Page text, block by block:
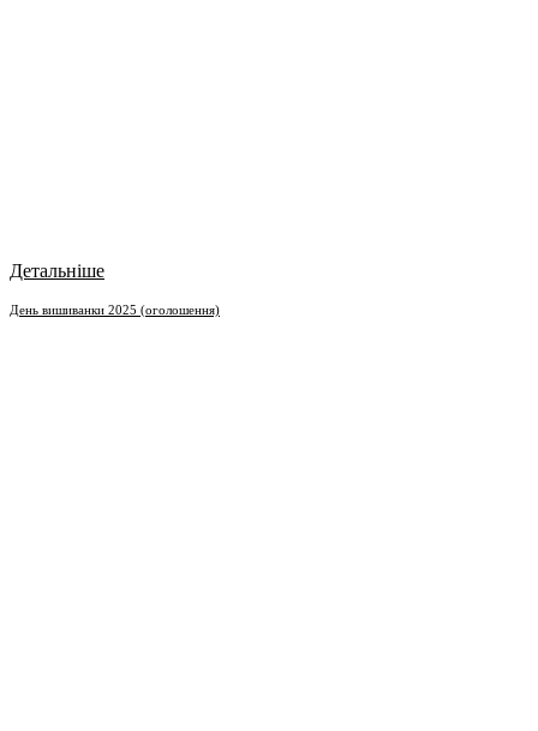
Детальніше
День вишиванки 2025 (оголошення)